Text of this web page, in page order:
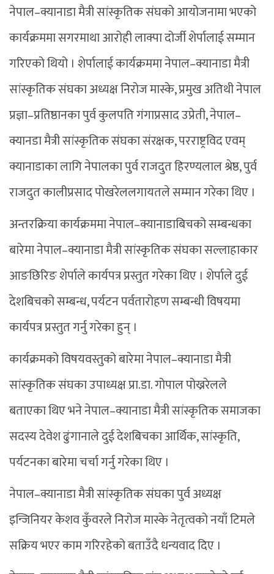
नेपाल–क्यानाडा मैत्री सांस्कृतिक संघको आयोजनामा भएको
कार्यक्रममा सगरमाथा आरोही लाक्पा दोर्जी शेर्पालाई सम्मान
गरिएको थियो । शेर्पालाई कार्यक्रममा नेपाल–क्यानाडा मैत्री
सांस्कृतिक संघका अध्यक्ष निरोज मास्के, प्रमुख अतिथी नेपाल
प्रज्ञा–प्रतिष्ठानका पुर्व कुलपति गंगाप्रसाद उप्रेती, नेपाल–
क्यानडा मैत्री सांस्कृतिक संघका संरक्षक, परराष्ट्रविद एवम्
क्यानाडाका लागि नेपालका पुर्व राजदुत हिरण्यलाल श्रेष्ठ, पुर्व
राजदुत कालीप्रसाद पोखरेललगायतले सम्मान गरेका थिए ।
अन्तरक्रिया कार्यक्रममा नेपाल–क्यानाडाबिचको सम्बन्धका
बारेमा नेपाल–क्यानाडा मैत्री सांस्कृतिक संघका सल्लाहाकार
आङछिरिङ शेर्पाले कार्यपत्र प्रस्तुत गरेका थिए । शेर्पाले दुई
देशबिचको सम्बन्ध, पर्यटन पर्वतारोहण सम्बन्धी विषयमा
कार्यपत्र प्रस्तुत गर्नु गरेका हुन् ।
कार्यक्रमको विषयवस्तुको बारेमा नेपाल–क्यानाडा मैत्री
सांस्कृतिक संघका उपाध्यक्ष प्रा.डा. गोपाल पोख्ररेलले
बताएका थिए भने नेपाल–क्यानाडा मैत्री सांस्कृतिक समाजका
सदस्य देवेश ढुंगानाले दुई देशबिचका आर्थिक, सांस्कृति,
पर्यटनका बारेमा चर्चा गर्नु गरेका थिए ।
नेपाल–क्यानाडा मैत्री सांस्कृतिक संघका पुर्व अध्यक्ष
इन्जिनियर केशव कुँवरले निरोज मास्के नेतृत्वको नयाँ टिमले
सक्रिय भएर काम गरिरहेको बताउँदै धन्यवाद दिए ।